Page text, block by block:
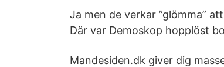
Ja men de verkar ”glömma”
Där var Demoskop hopplöst
Mandesiden.dk giver dig